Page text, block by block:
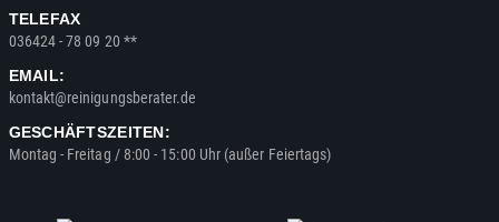
TELEFAX
036424 - 78 09 20 **
EMAIL:
kontakt@reinigungsberater.de
GESCHÄFTSZEITEN:
Montag - Freitag / 8:00 - 15:00 Uhr (außer Feiertags)